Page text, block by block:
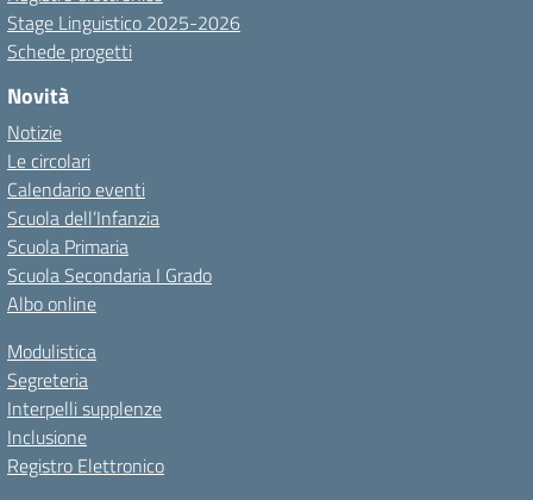
Stage Linguistico 2025-2026
Schede progetti
Novità
Notizie
Le circolari
Calendario eventi
Scuola dell’Infanzia
Scuola Primaria
Scuola Secondaria I Grado
Albo online
Modulistica
Segreteria
Interpelli supplenze
Inclusione
Registro Elettronico